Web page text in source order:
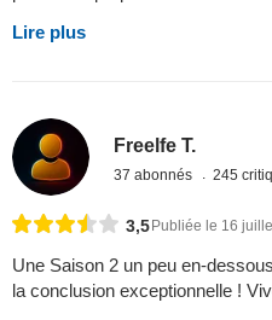
Lire plus
Freelfe T.
37 abonnés 245
3,5 Publiée le 16
Une Saison 2 un peu en-
la conclusion exceptionnelle !